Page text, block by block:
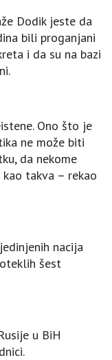
Dodik jeste da
bili proganjani
i da su na bazi
Ono što je
ne može biti
da nekome
takva – rekao
nacija
šest
u BiH